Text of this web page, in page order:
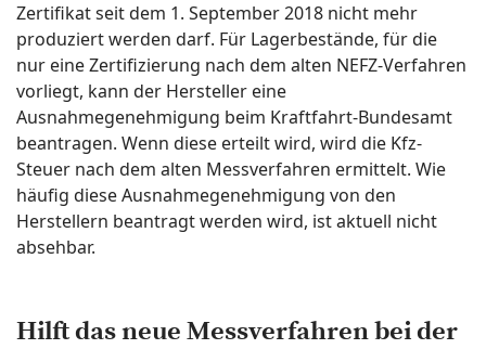
Zertifikat seit dem 1. September 2018 nicht mehr
produziert werden darf. Für Lagerbestände, für die
nur eine Zertifizierung nach dem alten NEFZ-Verfahren
vorliegt, kann der Hersteller eine
Ausnahmegenehmigung beim Kraftfahrt-Bundesamt
beantragen. Wenn diese erteilt wird, wird die Kfz-
Steuer nach dem alten Messverfahren ermittelt. Wie
häufig diese Ausnahmegenehmigung von den
Herstellern beantragt werden wird, ist aktuell nicht
absehbar.
Hilft das neue Messverfahren bei der